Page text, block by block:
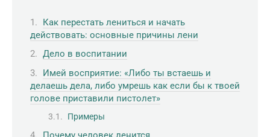
Как перестать лениться и начать
действовать: основные причины лени
Дело в воспитании
Имей восприятие: «Либо ты встаешь и
делаешь дела, либо умрешь как если бы к твоей
голове приставили пистолет»
Примеры